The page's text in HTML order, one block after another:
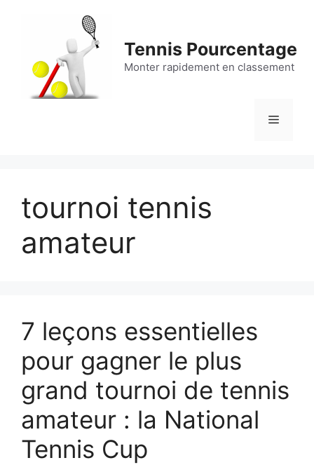
Tennis Pourcentage
Monter rapidement en classement
Menu
tournoi tennis
amateur
7 leçons essentielles
pour gagner le plus
grand tournoi de tennis
amateur : la National
Tennis Cup